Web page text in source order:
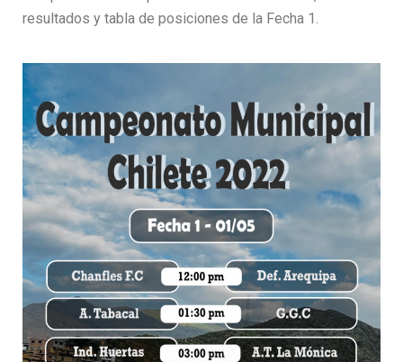
resultados y tabla de posiciones de la Fecha 1.